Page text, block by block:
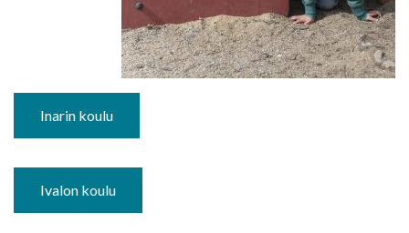
Inarin koulu
Ivalon koulu